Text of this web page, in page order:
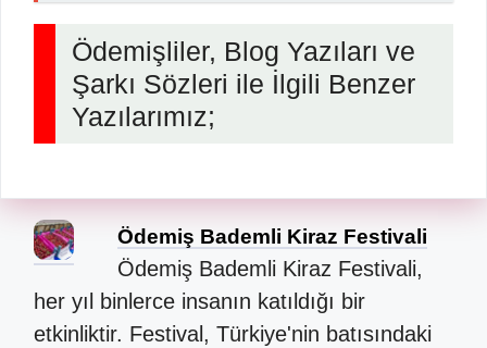
Ödemişliler, Blog Yazıları ve
Şarkı Sözleri ile İlgili Benzer
Yazılarımız;
Ödemiş Bademli Kiraz Festivali
Ödemiş Bademli Kiraz Festivali,
her yıl binlerce insanın katıldığı bir
etkinliktir. Festival, Türkiye'nin batısındaki